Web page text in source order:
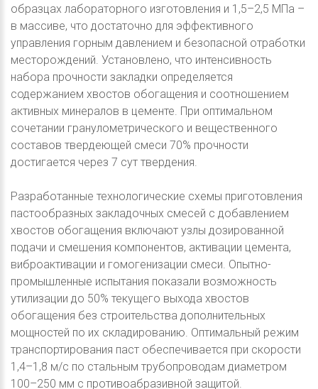
образцах лабораторного изготовления и 1,5–2,5 МПа –
в массиве, что достаточно для эффективного
управления горным давлением и безопасной отработки
месторождений. Установлено, что интенсивность
набора прочности закладки определяется
содержанием хвостов обогащения и соотношением
активных минералов в цементе. При оптимальном
сочетании гранулометрического и вещественного
составов твердеющей смеси 70% прочности
достигается через 7 сут твердения.
Разработанные технологические схемы приготовления
пастообразных закладочных смесей с добавлением
хвостов обогащения включают узлы дозированной
подачи и смешения компонентов, активации цемента,
виброактивации и гомогенизации смеси. Опытно-
промышленные испытания показали возможность
утилизации до 50% текущего выхода хвостов
обогащения без строительства дополнительных
мощностей по их складированию. Оптимальный режим
транспортирования паст обеспечивается при скорости
1,4–1,8 м/с по стальным трубопроводам диаметром
100–250 мм с противоабразивной защитой.